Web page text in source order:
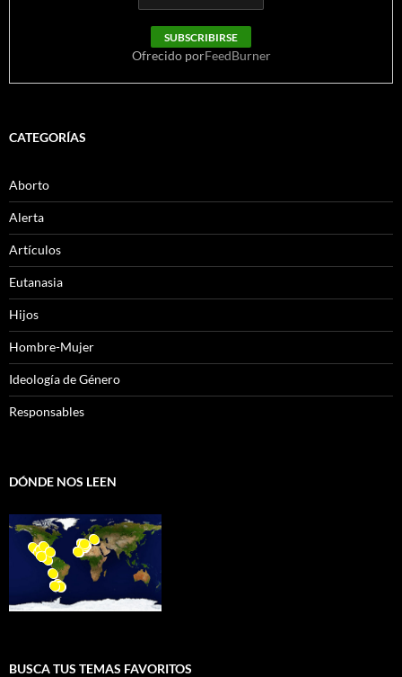
Ofrecido porFeedBurner
CATEGORÍAS
Aborto
Alerta
Artículos
Eutanasia
Hijos
Hombre-Mujer
Ideología de Género
Responsables
DÓNDE NOS LEEN
BUSCA TUS TEMAS FAVORITOS